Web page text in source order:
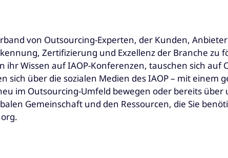
von Outsourcing-Experten, der Kunden,
Zertifizierung und Exzellenz der Branche zu
Wissen auf IAOP-Konferenzen, tauschen sich
sich über die sozialen Medien des IAOP – mit
im Outsourcing-Umfeld bewegen oder bereits
Gemeinschaft und den Ressourcen, die Sie